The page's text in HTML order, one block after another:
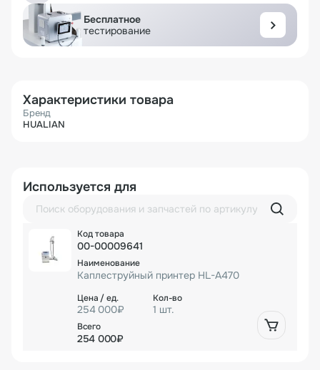
Бесплатное
тестирование
Характеристики товара
Бренд
HUALIAN
Используется для
00-00009641
Каплеструйный принтер HL-A470
254 000₽ 1 шт.
254 000₽